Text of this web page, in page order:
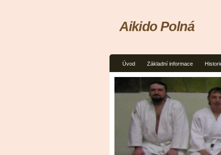
Úvod Základní informace
Aikido Polná